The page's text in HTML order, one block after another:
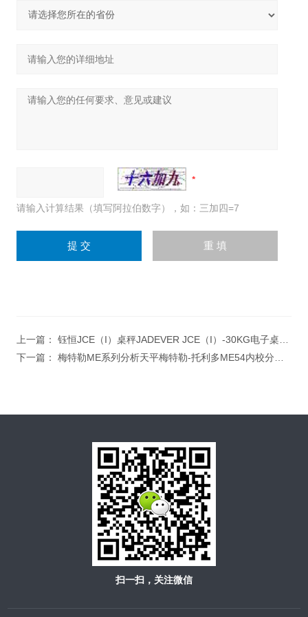
请输入计算结果（填写阿拉伯数字），如：三加四=7
上一篇： 钰恒JCE（I）桌秤JADEVER JCE（I）-30KG电子桌秤,可计数连接电脑的电子桌秤
下一篇： 梅特勒ME系列分析天平梅特勒-托利多ME54内校分析天平,进口分析天平
扫一扫，关注微信